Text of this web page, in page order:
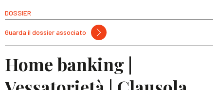
DOSSIER
Guarda il dossier associato
Home banking |